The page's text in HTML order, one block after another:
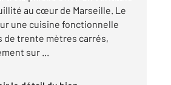
au cœur de Marseille. Le
une cuisine fonctionnelle
de trente mètres carrés,
sur ...